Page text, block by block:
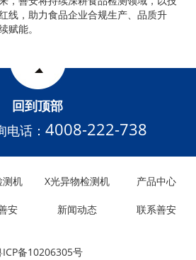
线，助力食品企业合规生产、品质升
赋能。
回到顶部
电话： 4008-222-738
测机 X光异物检测机 产品中心
安 新闻动态 联系善安
ICP备10206305号